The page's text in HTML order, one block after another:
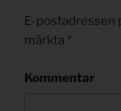
E-postadressen
märkta *
Kommentar